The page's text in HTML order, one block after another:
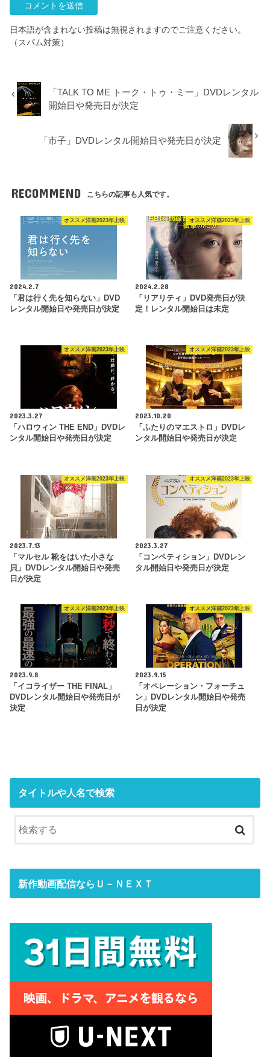
日本語が含まれない投稿は無視されますのでご注意ください。
（スパム対策）
「TALK TO ME トーク・トゥ・ミー」DVDレンタル
開始日や発売日が決定
「市子」DVDレンタル開始日や発売日が決定
RECOMMEND こちらの記事も人気です。
オススメ洋画2023年上映
2024.2.7
「君は行く先を知らない」DVD
レンタル開始日や発売日が決定
オススメ洋画2023年上映
2024.2.28
「リアリティ」DVD発売日が決
定！レンタル開始日は未定
オススメ洋画2023年上映
2023.3.27
「ハロウィン THE END」DVDレ
ンタル開始日や発売日が決定
オススメ洋画2023年上映
2023.10.20
「ふたりのマエストロ」DVDレ
ンタル開始日や発売日が決定
オススメ洋画2023年上映
2023.7.13
「マルセル 靴をはいた小さな
貝」DVDレンタル開始日や発売
日が決定
オススメ洋画2023年上映
2023.3.27
「コンペティション」DVDレン
タル開始日や発売日が決定
オススメ洋画2023年上映
2023.9.8
「イコライザー THE FINAL」
DVDレンタル開始日や発売日が
決定
オススメ洋画2023年上映
2023.9.15
「オペレーション・フォーチュ
ン」DVDレンタル開始日や発売
日が決定
タイトルや人名で検索
新作動画配信ならＵ－ＮＥＸＴ